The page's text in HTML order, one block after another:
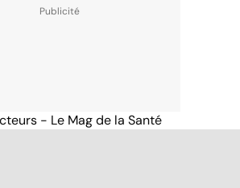
- Le Mag de la Santé